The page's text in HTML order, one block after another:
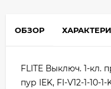
ОБЗОР
FLITE Выключ. 1-кл.
пур IEK, FI-V12-1-10-1-